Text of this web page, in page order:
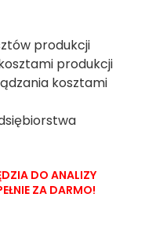
produkcji
produkcji
kosztami
DO ANALIZY
ZA DARMO!